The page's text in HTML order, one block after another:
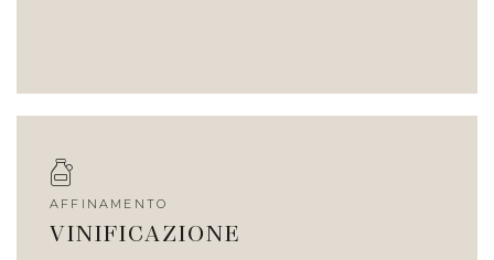
AFFINAMENTO
VINIFICAZIONE